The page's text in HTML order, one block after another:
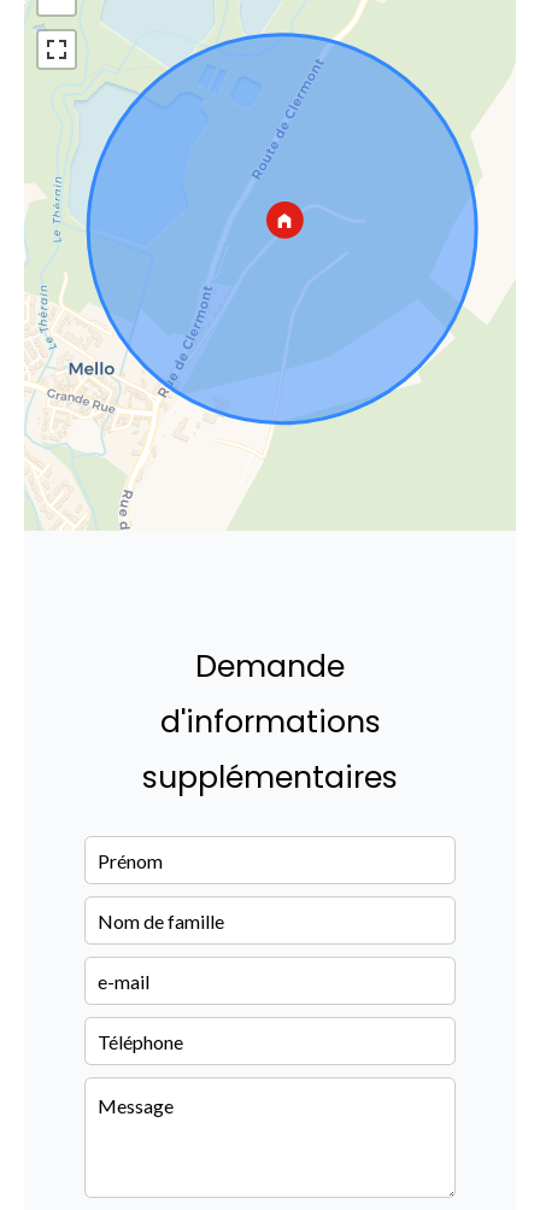
Demande
d'informations
supplémentaires